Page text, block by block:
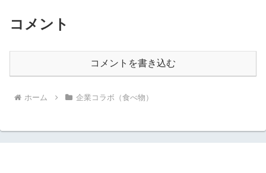
コメント
コメントを書き込む
ホーム 企業コラボ（食べ物）